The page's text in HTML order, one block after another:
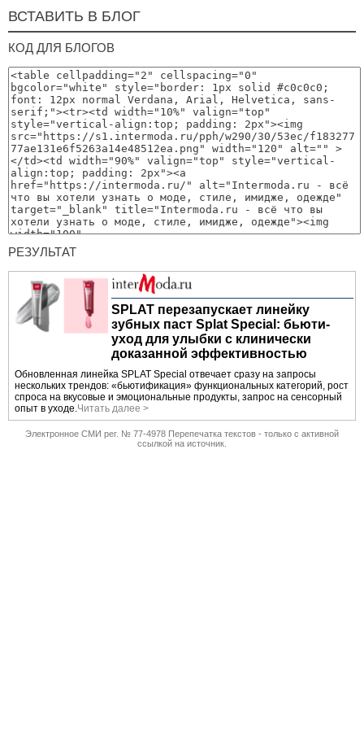
ВСТАВИТЬ В БЛОГ
КОД ДЛЯ БЛОГОВ
РЕЗУЛЬТАТ
SPLAT перезапускает линейку
зубных паст Splat Special: бьюти-
уход для улыбки с клинически
доказанной эффективностью
Обновленная линейка SPLAT Special отвечает сразу на запросы
нескольких трендов: «бьютификация» функциональных категорий, рост
спроса на вкусовые и эмоциональные продукты, запрос на сенсорный
опыт в уходе.Читать далее >
Электронное СМИ рег. № 77-4978 Перепечатка текстов - только с активной
ссылкой на источник.